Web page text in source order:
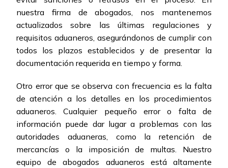
nuestra firma de abogados, nos mantenemos
actualizados sobre las últimas regulaciones y
requisitos aduaneros, asegurándonos de cumplir con
todos los plazos establecidos y de presentar la
documentación requerida en tiempo y forma.
Otro error que se observa con frecuencia es la falta
de atención a los detalles en los procedimientos
aduaneros. Cualquier pequeño error o falta de
información puede dar lugar a problemas con las
autoridades aduaneras, como la retención de
mercancías o la imposición de multas. Nuestro
equipo de abogados aduaneros está altamente